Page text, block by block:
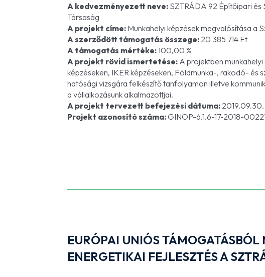
A kedvezményezett neve: SZTRÁDA 92 Építőipari
Társaság
A projekt címe: Munkahelyi képzések megvalósítása a
A szerződött támogatás összege: 20 385 714 Ft
A támogatás mértéke:100,00 %
A projekt rövid ismertetése: A projektben
képzéseken, IKER képzéseken, Földmunka-, rakodó- és
hatósági vizsgára felkészítő tanfolyamon illetve
a vállalkozásunk alkalmazottjai.
A projekt tervezett befejezési dátuma: 2019.09.30.
Projekt azonosító száma:GINOP-6.1.6-17-2018-
EURÓPAI UNIÓS TÁMOGATÁSBÓL
ENERGETIKAI FEJLESZTÉS A